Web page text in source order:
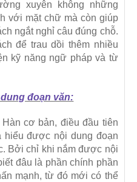
xuyên không những
với mặt chữ mà còn giúp
ngắt nghỉ câu đúng chỗ.
để trau dồi thêm nhiều
kỹ năng ngữ pháp và từ
đoạn văn:
cơ bản, điều đầu tiên
hiểu được nội dung đoạn
Bởi chỉ khi nắm được nội
đâu là phần chính phần
mạnh, từ đó mới có thể